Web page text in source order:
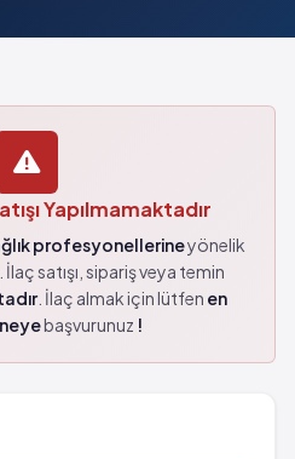
Yapılmamaktadır
profesyonellerineyönelik
satışı, sipariş veya temin
. İlaç almak için lütfen en
başvurunuz !